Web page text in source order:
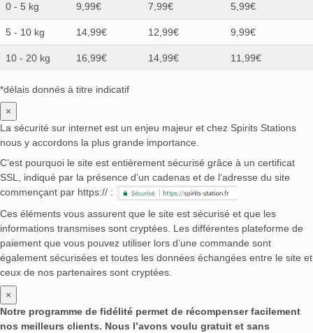
0 - 5 kg 9,99€ 7,99€ 5,99€
5 - 10 kg 14,99€ 12,99€ 9,99€
10 - 20 kg 16,99€ 14,99€ 11,99€
*délais donnés à titre indicatif
×
La sécurité sur internet est un enjeu majeur et chez Spirits Stations
nous y accordons la plus grande importance.
C’est pourquoi le site est entièrement sécurisé grâce à un certificat
SSL, indiqué par la présence d’un cadenas et de l’adresse du site
commençant par https:// :
Ces éléments vous assurent que le site est sécurisé et que les
informations transmises sont cryptées. Les différentes plateforme de
paiement que vous pouvez utiliser lors d’une commande sont
également sécurisées et toutes les données échangées entre le site et
ceux de nos partenaires sont cryptées.
×
Notre programme de fidélité permet de récompenser facilement
nos meilleurs clients. Nous l’avons voulu gratuit et sans